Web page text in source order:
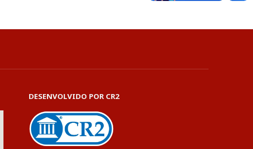
DESENVOLVIDO POR CR2